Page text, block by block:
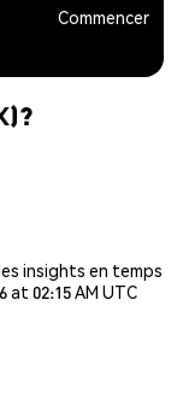
Commencer
insights en temps
at 02:15 AM UTC